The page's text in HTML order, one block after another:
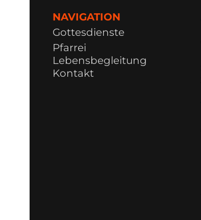
NAVIGATION
Gottesdienste
Pfarrei
Lebensbegleitung
Kontakt